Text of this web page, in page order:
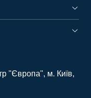
"Європа", м. Київ,